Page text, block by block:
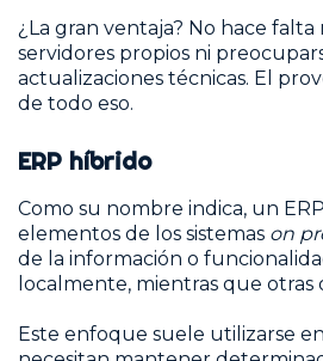
¿La gran ventaja? No hace
servidores propios ni
actualizaciones técnicas. El
de todo eso.
ERP híbrido
Como su nombre indica, un
elementos de los sistemas on
de la información o
localmente, mientras que otras
Este enfoque suele utilizarse